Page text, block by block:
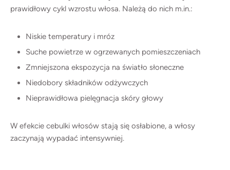
prawidłowy cykl wzrostu włosa. Należą do nich m.in.:
Niskie temperatury i mróz
Suche powietrze w ogrzewanych pomieszczeniach
Zmniejszona ekspozycja na światło słoneczne
Niedobory składników odżywczych
Nieprawidłowa pielęgnacja skóry głowy
W efekcie cebulki włosów stają się osłabione, a włosy
zaczynają wypadać intensywniej.